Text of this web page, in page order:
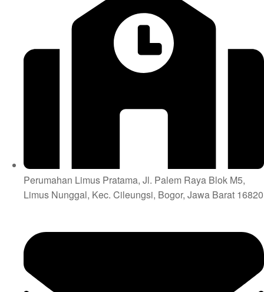
Perumahan Limus Pratama, Jl. Palem Raya Blok M5,
Limus Nunggal, Kec. Cileungsi, Bogor, Jawa Barat 16820